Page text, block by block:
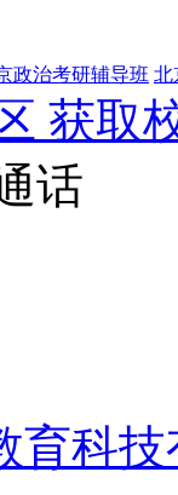
政治考研辅导班 北
获取
话
育科